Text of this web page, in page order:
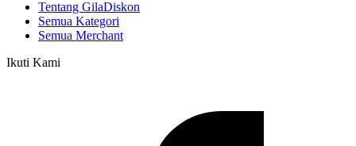
Tentang GilaDiskon
Semua Kategori
Semua Merchant
Ikuti Kami